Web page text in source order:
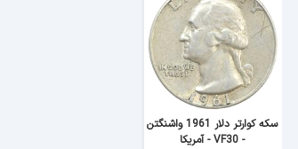
سکه کوارتر دلار 1961 واشنگتن
- VF30 - آمریکا